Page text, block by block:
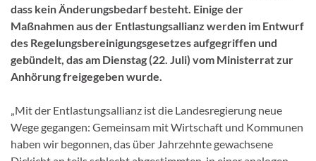
dass kein Änderungsbedarf besteht. Einige der
Maßnahmen aus der Entlastungsallianz werden im Entwurf
des Regelungsbereinigungsgesetzes aufgegriffen und
gebündelt, das am Dienstag (22. Juli) vom Ministerrat zur
Anhörung freigegeben wurde.
„Mit der Entlastungsallianz ist die Landesregierung neue
Wege gegangen: Gemeinsam mit Wirtschaft und Kommunen
haben wir begonnen, das über Jahrzehnte gewachsene